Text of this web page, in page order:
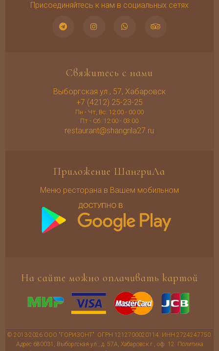
Присоединяйтесь к нам в социальных сетях
Свяжитесь с нами
Выборгская ул., 57, Хабаровск
+7 (4212) 25-23-25
Пн - Чт, Вс: 12:00 - 00:00
Пт - Сб: 12:00 - 03:00
restaurant@shangrila27.ru
Приложение ШангриЛа
Меню ресторана в Вашем мобильном
На сайте можно оплачивать картой
© 2013-2026 ООО "ГОРИЗОНТ". ОГРН 1212700020114. ИНН 2724247750.
Адрес 680031, Выборгская ул., д. 57А, Хабаровск г., оф. 12. Политика